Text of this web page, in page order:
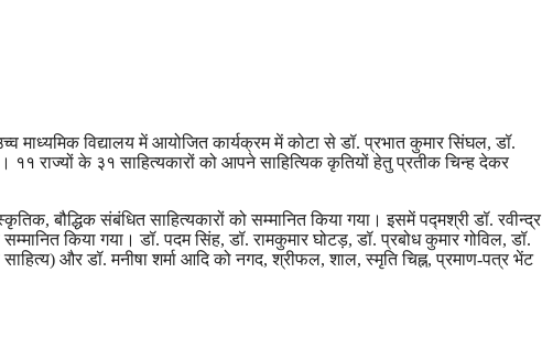
माध्यमिक विद्यालय में आयोजित कार्यक्रम में कोटा से डॉ. प्रभात कुमार सिंघल, डॉ.
११ राज्यों के ३१ साहित्यकारों को आपने साहित्यिक कृतियों हेतु प्रतीक चिन्ह देकर
बौद्धिक संबंधित साहित्यकारों को सम्मानित किया गया। इसमें पद्मश्री डॉ. रवीन्द्र
किया गया। डॉ. पदम सिंह, डॉ. रामकुमार घोटड़, डॉ. प्रबोध कुमार गोविल, डॉ.
और डॉ. मनीषा शर्मा आदि को नगद, श्रीफल, शाल, स्मृति चिह्न, प्रमाण-पत्र भेंट